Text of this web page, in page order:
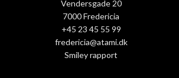
Vendersgade 20
7000 Fredericia
+45 23 45 55 99
fredericia@atami.dk
Smiley rapport